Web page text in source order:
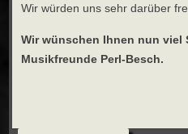
Wir würden uns sehr darüber
Wir wünschen Ihnen nun viel
Musikfreunde Perl-Besch.